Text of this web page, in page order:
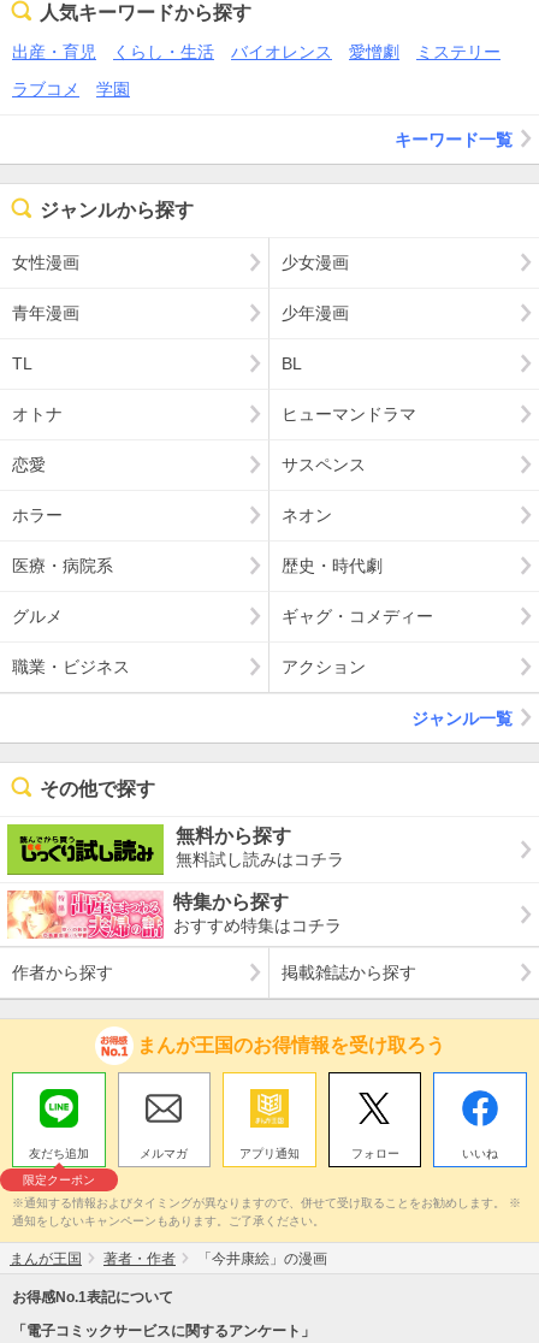
人気キーワードから探す
出産・育児 くらし・生活 バイオレンス 愛憎劇
ミステリー
ラブコメ
学園
キーワード一覧
ジャンルから探す
女性漫画 少女漫画
青年漫画 少年漫画
TL BL
オトナ ヒューマンドラマ
恋愛 サスペンス
ホラー ネオン
医療・病院系 歴史・時代劇
グルメ ギャグ・コメディー
職業・ビジネス アクション
ジャンル一覧
その他で探す
無料から探す
無料試し読みはコチラ
特集から探す
おすすめ特集はコチラ
作者から探す 掲載雑誌から探す
まんが王国のお得情報を受け取ろう
友だち追加
限定クーポン
メルマガ アプリ通知 フォロー いいね
※通知する情報およびタイミングが異なりますので、併せて受け取ることをお勧めします。 ※
通知をしないキャンペーンもあります。ご了承ください。
まんが王国 著者・作者 「今井康絵」の漫画
お得感No.1表記について
「電子コミックサービスに関するアンケート」